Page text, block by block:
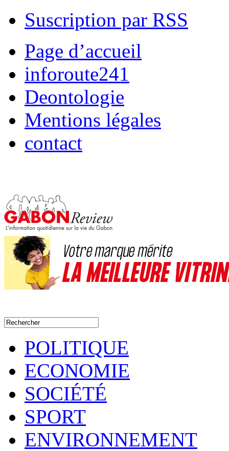
Suscription par RSS
Page d’accueil
inforoute241
Deontologie
Mentions légales
contact
POLITIQUE
ECONOMIE
SOCIÉTÉ
SPORT
ENVIRONNEMENT